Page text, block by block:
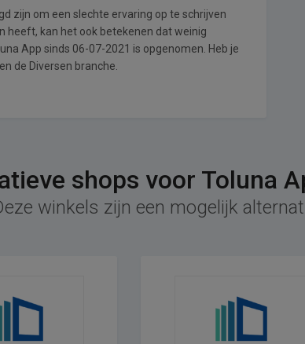
zijn om een slechte ervaring op te schrijven
heeft, kan het ook betekenen dat weinig
App sinds 06-07-2021 is opgenomen. Heb je
de Diversen branche.
shops voor Toluna
winkels zijn een mogelijk